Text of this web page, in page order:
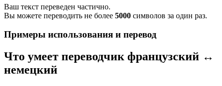
Ваш текст переведен частично.
Вы можете переводить не более 5000 символов за один раз.
Примеры использования и перевод
Что умеет переводчик французский ↔
немецкий